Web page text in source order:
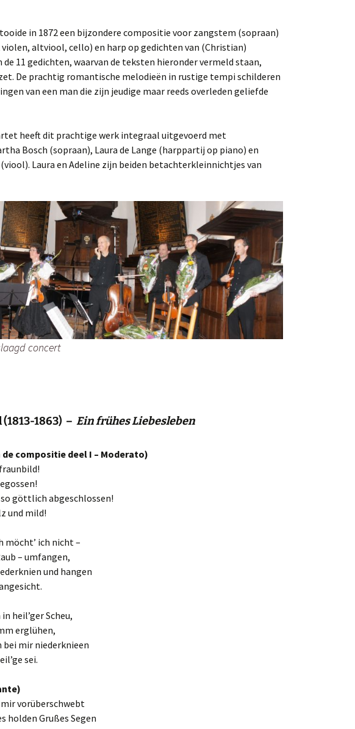
Tour juli 2018
en 2016 2-9-2017 De Lange
concert
8-10-2016 Boxtel
5-6-2016 Willibrordus
en 2014 21-11-2015 Asml
Muziekgebouw
8-2-2015 Afscheid Ariël
5-10-2014
HuiskamerRondo
31-8-2014 Artspace
Flipside
25-5-2014 Willibrordus
6-10-2013
HuiskamerRondo
6-6-2013 Lambertuskerk
1-3-2007 Samuel en
Daniël de Lange
Herzogenberg, Op. 42/1
De Lange, Kwartet Op. 18
en Adagio Op. 7
Samuel de Lange, ´Ein
frühes Liebesleben´
kwartet
Schönberg, kwartet in D
in 1872 een bijzondere compositie voor zangstem (sopraan)
altviool, cello) en harp op gedichten van (Christian)
de 11 gedichten, waarvan de teksten hieronder vermeld staan,
De prachtig romantische melodieën in rustige tempi schilderen
van een man die zijn jeudige maar reeds overleden geliefde
heeft dit prachtige werk integraal uitgevoerd met
Bosch (sopraan), Laura de Lange (harppartij op piano) en
Laura en Adeline zijn beiden betachterkleinnichtjes van
concert
1863) – Ein frühes Liebesleben
compositie deel I – Moderato)
göttlich abgeschlossen!
und mild!
möcht’ ich nicht –
– umfangen,
und hangen
heil’ger Scheu,
erglühen,
mir niederknieen
sei.
vorüberschwebt
holden Grußes Segen